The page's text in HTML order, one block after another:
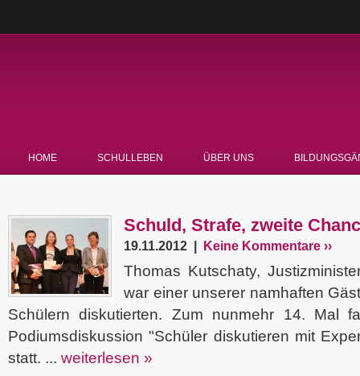
HOME SCHULLEBEN ÜBER UNS
Schuld, Strafe, zweite
19.11.2012 | Keine Kommentare ››
Thomas Kutschaty,
war einer unserer namhaften
Schülern diskutierten. Zum nunmehr 14. Mal
Podiumsdiskussion "Schüler diskutieren mit
statt. ... weiterlesen »